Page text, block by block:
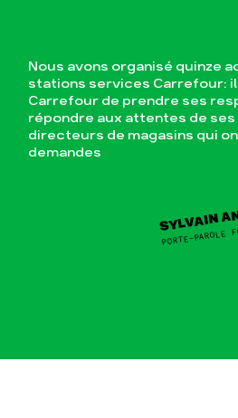
Nous avons organisé quinze
stations services Carrefour:
Carrefour de prendre ses
répondre aux attentes de
directeurs de magasins qui
demandes
SYLVAIN
PORTE-